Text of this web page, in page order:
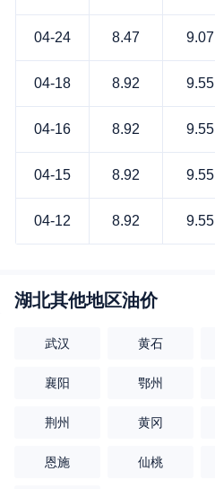
04-24 8.47 9.07
04-18 8.92 9.55
04-16 8.92 9.55
04-15 8.92 9.55
04-12 8.92 9.55
湖北其他地区油价
武汉 黄石
襄阳 鄂州
荆州 黄冈
恩施 仙桃